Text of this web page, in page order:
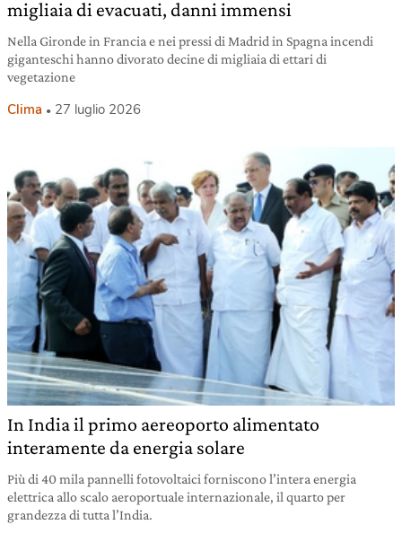
migliaia di evacuati, danni immensi
Nella Gironde in Francia e nei pressi di Madrid in Spagna incendi
giganteschi hanno divorato decine di migliaia di ettari di
vegetazione
Clima 27 luglio 2026
In India il primo aereoporto alimentato
interamente da energia solare
Più di 40 mila pannelli fotovoltaici forniscono l’intera energia
elettrica allo scalo aeroportuale internazionale, il quarto per
grandezza di tutta l’India.